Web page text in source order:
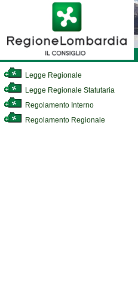
Legge Regionale
Legge Regionale Statutaria
Regolamento Interno
Regolamento Regionale